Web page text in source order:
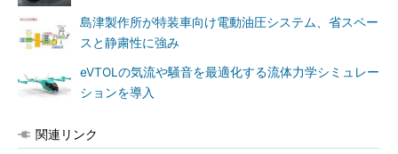
島津製作所が特装車向け電動油圧システム、省スペー
スと静粛性に強み
eVTOLの気流や騒音を最適化する流体力学シミュレー
ションを導入
関連リンク